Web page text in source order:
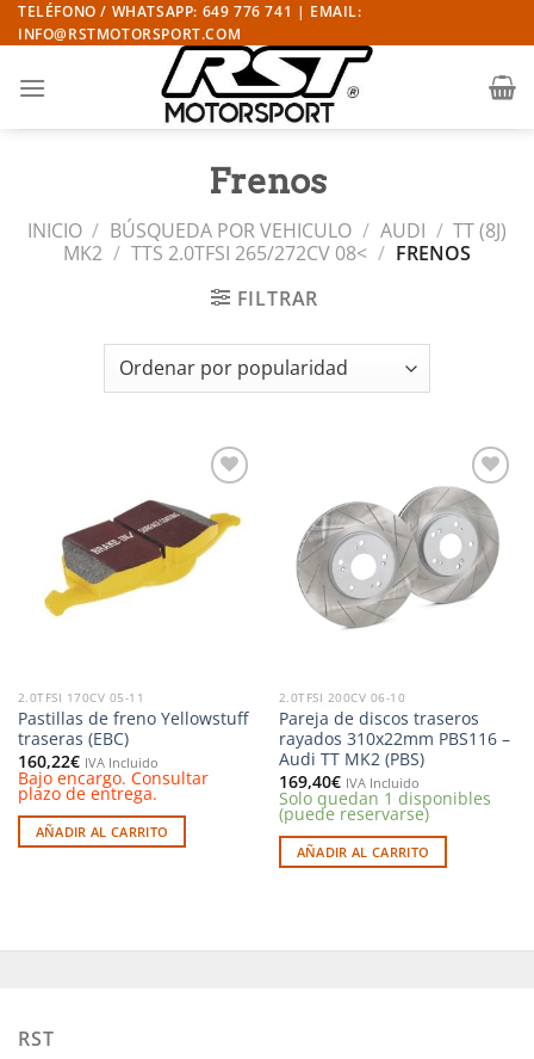
Saltar
al
TELÉFONO / WHATSAPP: 649 776 741 | EMAIL:
INFO@RSTMOTORSPORT.COM
Frenos
INICIO / BÚSQUEDA POR VEHICULO / AUDI / TT (8J)
MK2 / TTS 2.0TFSI 265/272CV 08< / FRENOS
FILTRAR
a la
lista de
deseos
2.0TFSI 170CV 05-11
Pastillas de freno Yellowstuff
traseras (EBC)
160,22€ IVA Incluido
Bajo encargo. Consultar
plazo de entrega.
AÑADIR AL CARRITO
Añadir
a la
lista de
deseos
2.0TFSI 200CV 06-10
Pareja de discos traseros
rayados 310x22mm PBS116 –
Audi TT MK2 (PBS)
169,40€ IVA Incluido
Solo quedan 1 disponibles
(puede reservarse)
AÑADIR AL CARRITO
RST